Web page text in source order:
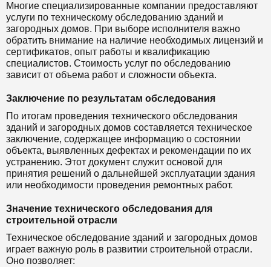
Многие специализированные компании предоставляют
услуги по техническому обследованию зданий и
загородных домов. При выборе исполнителя важно
обратить внимание на наличие необходимых лицензий и
сертификатов, опыт работы и квалификацию
специалистов. Стоимость услуг по обследованию
зависит от объема работ и сложности объекта.
Заключение по результатам обследования
По итогам проведения технического обследования
зданий и загородных домов составляется техническое
заключение, содержащее информацию о состоянии
объекта, выявленных дефектах и рекомендации по их
устранению. Этот документ служит основой для
принятия решений о дальнейшей эксплуатации здания
или необходимости проведения ремонтных работ.
Значение технического обследования для
строительной отрасли
Техническое обследование зданий и загородных домов
играет важную роль в развитии строительной отрасли.
Оно позволяет: